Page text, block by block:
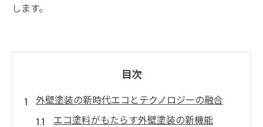
します。
目次
外壁塗装の新時代エコとテクノロジーの融合
エコ塗料がもたらす外壁塗装の新機能